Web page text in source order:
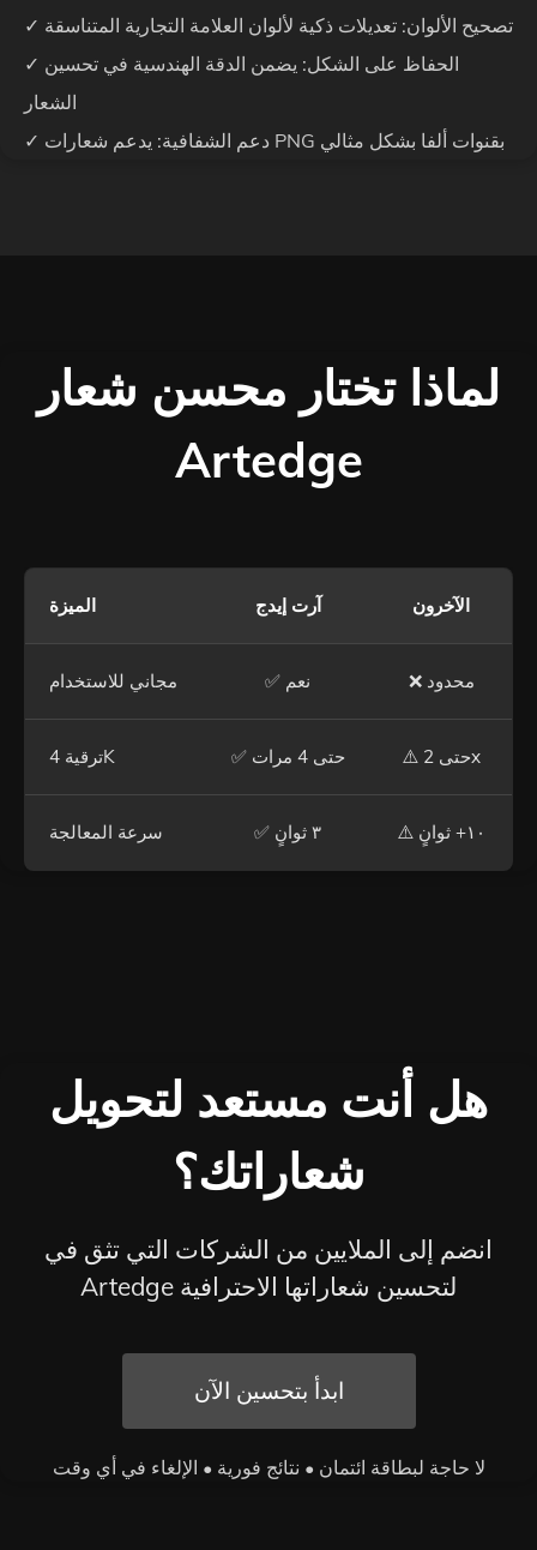
✓ تصحيح الألوان: تعديلات ذكية لألوان العلامة التجارية المتناسقة
✓ الحفاظ على الشكل: يضمن الدقة الهندسية في تحسين
الشعار
✓ دعم الشفافية: يدعم شعارات PNG بقنوات ألفا بشكل مثالي
لماذا تختار محسن شعار
Artedge
الميزة آرت إيدج الآخرون
مجاني للاستخدام ✅ نعم ❌ محدود
ترقية 4K ✅ حتى 4 مرات ⚠️ حتى 2x
سرعة المعالجة ✅ ٣ ثوانٍ ⚠️ ١٠+ ثوانٍ
هل أنت مستعد لتحويل
شعاراتك؟
انضم إلى الملايين من الشركات التي تثق في
Artedge لتحسين شعاراتها الاحترافية
ابدأ بتحسين الآن
لا حاجة لبطاقة ائتمان • نتائج فورية • الإلغاء في أي وقت